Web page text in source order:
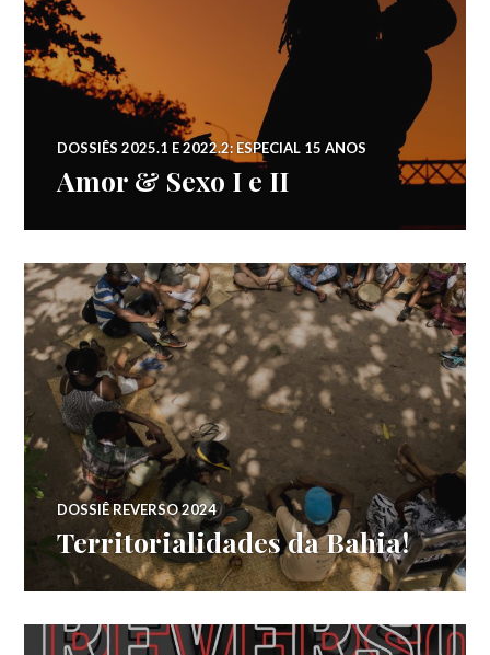
DOSSIÊS 2025.1 E 2022.2: ESPECIAL 15 ANOS
Amor & Sexo I e II
DOSSIÊ REVERSO 2024
Territorialidades da Bahia!